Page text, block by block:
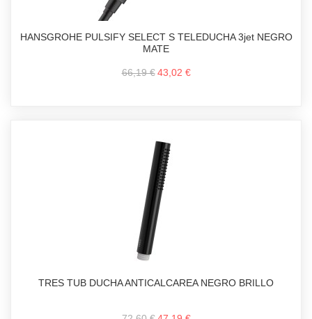
HANSGROHE PULSIFY SELECT S TELEDUCHA 3jet NEGRO
MATE
66,19 € 43,02 €
TRES TUB DUCHA ANTICALCAREA NEGRO BRILLO